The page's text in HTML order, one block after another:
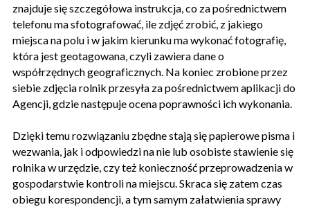
znajduje się szczegółowa instrukcja, co za pośrednictwem
telefonu ma sfotografować, ile zdjęć zrobić, z jakiego
miejsca na polu i w jakim kierunku ma wykonać fotografię,
która jest geotagowana, czyli zawiera dane o
współrzędnych geograficznych. Na koniec zrobione przez
siebie zdjęcia rolnik przesyła za pośrednictwem aplikacji do
Agencji, gdzie następuje ocena poprawności ich wykonania.
Dzięki temu rozwiązaniu zbędne stają się papierowe pisma i
wezwania, jak i odpowiedzi na nie lub osobiste stawienie się
rolnika w urzędzie, czy też konieczność przeprowadzenia w
gospodarstwie kontroli na miejscu. Skraca się zatem czas
obiegu korespondencji, a tym samym załatwienia sprawy